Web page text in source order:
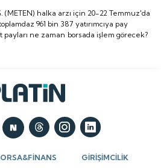
pay dağıtımı
payları ne zaman borsada
(METEN) halka arzı için 20-22 Temmuz'da
961 bin 387 yatırımcıya pay
payları ne zaman borsada işlem görecek?
GİRİŞİMCİLİK